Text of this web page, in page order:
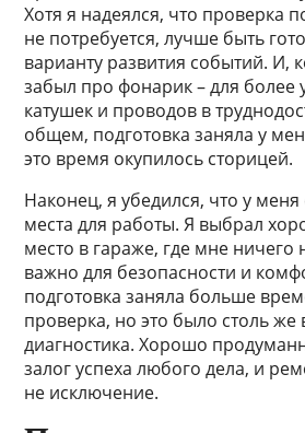
Хотя я надеялся, что проверка
не потребуется, лучше быть
варианту развития событий. И,
забыл про фонарик – для более
катушек и проводов в
общем, подготовка заняла у
это время окупилось сторицей.
Наконец, я убедился, что у меня
места для работы. Я выбрал
место в гараже, где мне
важно для безопасности и
подготовка заняла больше
проверка, но это было столь же
диагностика. Хорошо
залог успеха любого дела, и
не исключение.